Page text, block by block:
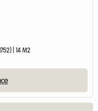
| 14 M2